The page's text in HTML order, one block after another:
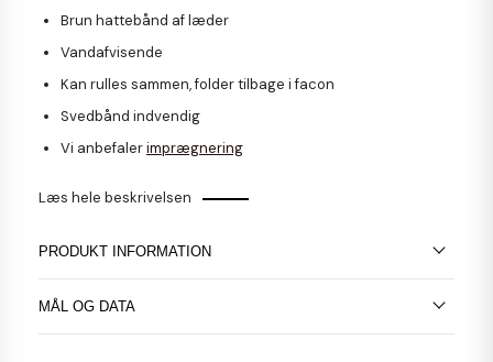
Brun hattebånd af læder
Vandafvisende
Kan rulles sammen, folder tilbage i facon
Svedbånd indvendig
Vi anbefalerimprægnering
Læs hele beskrivelsen
PRODUKT INFORMATION
MÅL OG DATA